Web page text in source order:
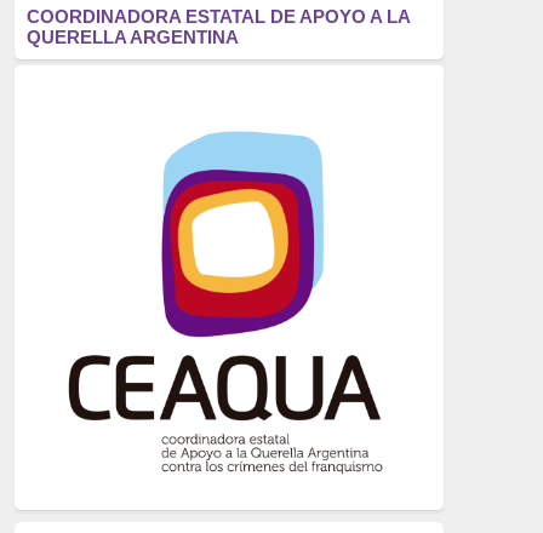
Eventos
(914)
Crímenes del franquismo
(721)
(699)
(607)
neofranquismo
(567)
Justicia Universal
Derechos Humanos
(522)
Nacionalcatolicismo
(514)
COORDINADORA ESTATAL DE APOYO A LA
QUERELLA ARGENTINA